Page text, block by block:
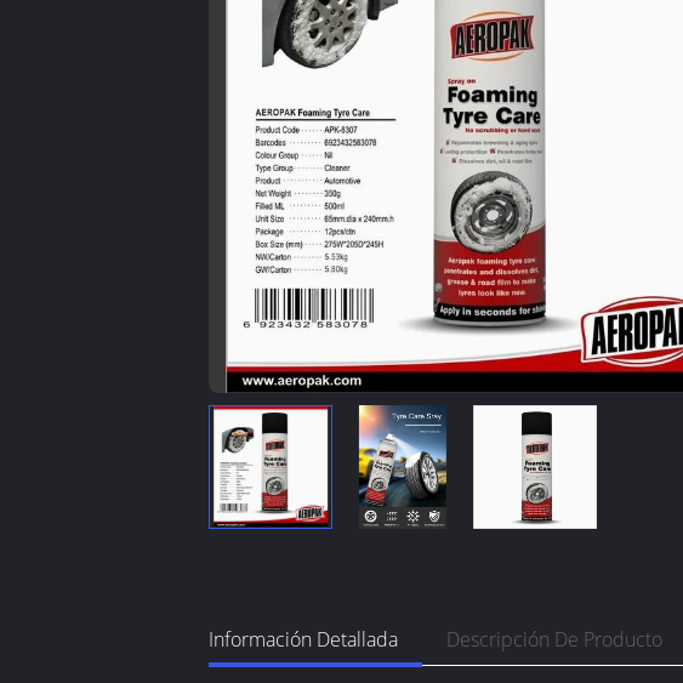
Información Detallada Descripción De Producto